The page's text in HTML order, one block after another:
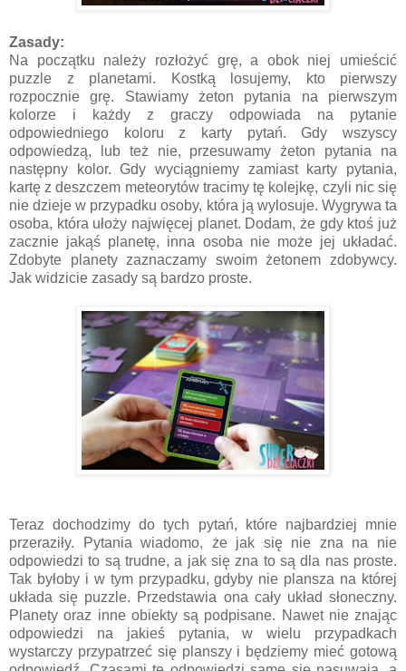
Zasady:
Na początku należy rozłożyć grę, a obok niej umieścić
puzzle z planetami. Kostką losujemy, kto pierwszy
rozpocznie grę. Stawiamy żeton pytania na pierwszym
kolorze i każdy z graczy odpowiada na pytanie
odpowiedniego koloru z karty pytań. Gdy wszyscy
odpowiedzą, lub też nie, przesuwamy żeton pytania na
następny kolor. Gdy wyciągniemy zamiast karty pytania,
kartę z deszczem meteorytów tracimy tę kolejkę, czyli nic się
nie dzieje w przypadku osoby, która ją wylosuje. Wygrywa ta
osoba, która ułoży najwięcej planet. Dodam, że gdy ktoś już
zacznie jakąś planetę, inna osoba nie może jej układać.
Zdobyte planety zaznaczamy swoim żetonem zdobywcy.
Jak widzicie zasady są bardzo proste.
Teraz dochodzimy do tych pytań, które najbardziej mnie
przeraziły. Pytania wiadomo, że jak się nie zna na nie
odpowiedzi to są trudne, a jak się zna to są dla nas proste.
Tak byłoby i w tym przypadku, gdyby nie plansza na której
układa się puzzle. Przedstawia ona cały układ słoneczny.
Planety oraz inne obiekty są podpisane. Nawet nie znając
odpowiedzi na jakieś pytania, w wielu przypadkach
wystarczy przypatrzeć się planszy i będziemy mieć gotową